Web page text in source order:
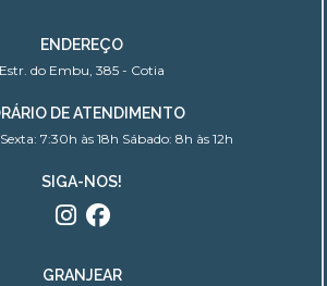
ENDEREÇO
Estr. do Embu, 385 - Cotia
DE ATENDIMENTO
7:30h às 18h Sábado: 8h às 12h
SIGA-NOS!
GRANJEAR